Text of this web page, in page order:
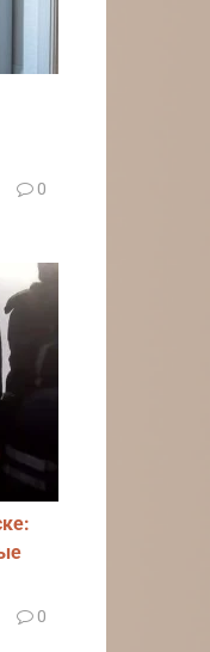
0
0